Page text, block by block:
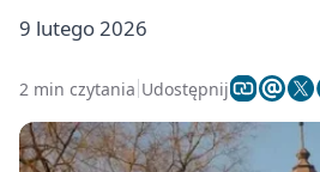
9 lutego 2026
2 min czytania Udostępnij